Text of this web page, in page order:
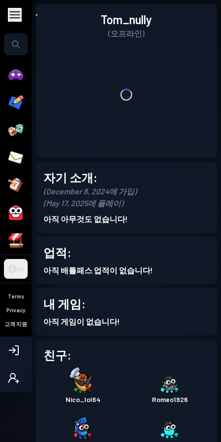
KO
Terms
Privacy
고객 지원
Tom_nully
(오프라인)
자기 소개:
(December 8, 2024에 가입)
(May 17, 2025에 플레이)
아직 아무것도 없습니다!
업적:
아직 배틀패스 업적이 없습니다!
내 게임:
아직 게임이 없습니다!
친구:
Nico_lol64 Romeo1926